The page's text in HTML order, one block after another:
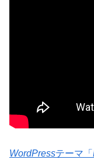
WordPressテーマ「